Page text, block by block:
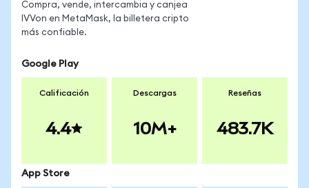
Compra, vende, intercambia y canjea
IVVon en MetaMask, la billetera cripto
más confiable.
Google Play
Calificación
4.4
Descargas
10M+
Reseñas
483.7K
App Store